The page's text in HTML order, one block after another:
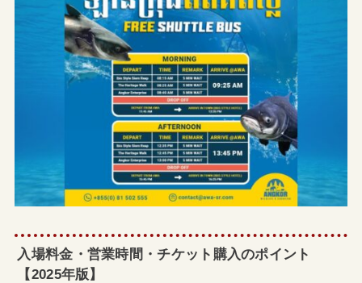
入場料金・営業時間・チケット購入のポイント
【2025年版】